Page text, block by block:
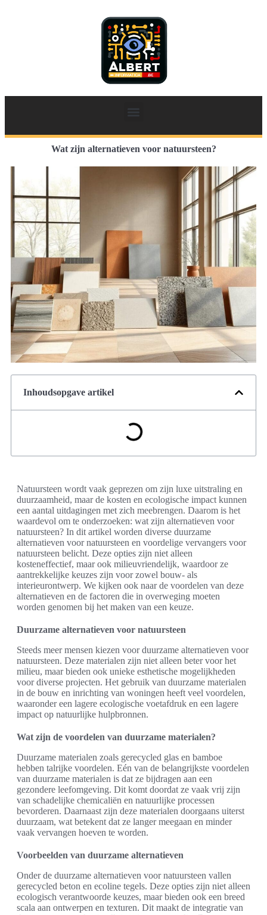
Wat zijn alternatieven voor natuursteen?
Inhoudsopgave artikel
Natuursteen wordt vaak geprezen om zijn luxe uitstraling en
duurzaamheid, maar de kosten en ecologische impact kunnen
een aantal uitdagingen met zich meebrengen. Daarom is het
waardevol om te onderzoeken: wat zijn alternatieven voor
natuursteen? In dit artikel worden diverse duurzame
alternatieven voor natuursteen en voordelige vervangers voor
natuursteen belicht. Deze opties zijn niet alleen
kosteneffectief, maar ook milieuvriendelijk, waardoor ze
aantrekkelijke keuzes zijn voor zowel bouw- als
interieurontwerp. We kijken ook naar de voordelen van deze
alternatieven en de factoren die in overweging moeten
worden genomen bij het maken van een keuze.
Duurzame alternatieven voor natuursteen
Steeds meer mensen kiezen voor duurzame alternatieven voor
natuursteen. Deze materialen zijn niet alleen beter voor het
milieu, maar bieden ook unieke esthetische mogelijkheden
voor diverse projecten. Het gebruik van duurzame materialen
in de bouw en inrichting van woningen heeft veel voordelen,
waaronder een lagere ecologische voetafdruk en een lagere
impact op natuurlijke hulpbronnen.
Wat zijn de voordelen van duurzame materialen?
Duurzame materialen zoals gerecycled glas en bamboe
hebben talrijke voordelen. Eén van de belangrijkste voordelen
van duurzame materialen is dat ze bijdragen aan een
gezondere leefomgeving. Dit komt doordat ze vaak vrij zijn
van schadelijke chemicaliën en natuurlijke processen
bevorderen. Daarnaast zijn deze materialen doorgaans uiterst
duurzaam, wat betekent dat ze langer meegaan en minder
vaak vervangen hoeven te worden.
Voorbeelden van duurzame alternatieven
Onder de duurzame alternatieven voor natuursteen vallen
gerecycled beton en ecoline tegels. Deze opties zijn niet alleen
ecologisch verantwoorde keuzes, maar bieden ook een breed
scala aan ontwerpen en texturen. Dit maakt de integratie van